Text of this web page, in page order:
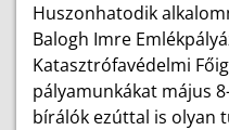
Huszonhatodik
Balogh Imre
Katasztrófavédelmi
pályamunkákat május
bírálók ezúttal is olyan